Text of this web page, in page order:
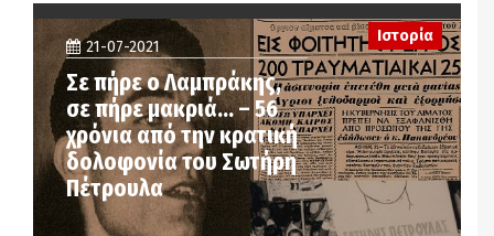
21-07-2021
Σε πήρε ο Λαμπράκης,
σε πήρε μακριά… – 56
χρόνια από την κρατική
δολοφονία του Σωτήρη
Πέτρουλα
Ιστορία